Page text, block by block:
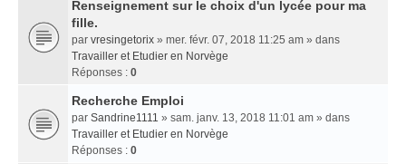
Renseignement sur le choix d'un lycée pour ma
fille.
par vresingetorix » mer. févr. 07, 2018 11:25 am » dans
Travailler et Etudier en Norvège
Réponses : 0
Recherche Emploi
par Sandrine1111 » sam. janv. 13, 2018 11:01 am » dans
Travailler et Etudier en Norvège
Réponses : 0